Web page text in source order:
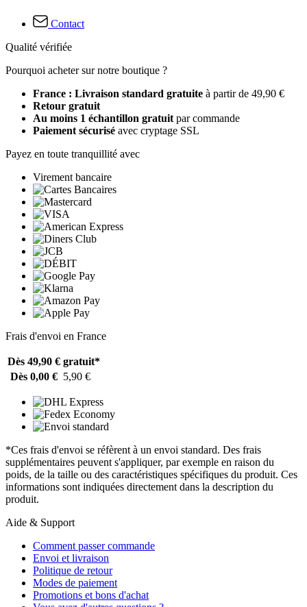
Contact
Qualité vérifiée
Pourquoi acheter sur notre boutique ?
France : Livraison standard gratuite à partir de 49,90 €
Retour gratuit
Au moins 1 échantillon gratuit par commande
Paiement sécurisé avec cryptage SSL
Payez en toute tranquillité avec
Virement bancaire
Frais d'envoi en France
Dès 49,90 € gratuit*
Dès 0,00 € 5,90 €
*Ces frais d'envoi se réfèrent à un envoi standard. Des frais
supplémentaires peuvent s'appliquer, par exemple en raison du
poids, de la taille ou des caractéristiques spécifiques du produit. Ces
informations sont indiquées directement dans la description du
produit.
Aide & Support
Comment passer commande
Envoi et livraison
Politique de retour
Modes de paiement
Promotions et bons d'achat